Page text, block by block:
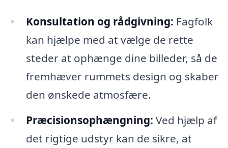
Konsultation og rådgivning: Fagfolk
kan hjælpe med at vælge de rette
steder at ophænge dine billeder, så de
fremhæver rummets design og skaber
den ønskede atmosfære.
Præcisionsophængning: Ved hjælp af
det rigtige udstyr kan de sikre, at